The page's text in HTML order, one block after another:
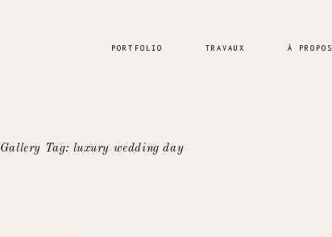
PORTFOLIO TRAVAUX À PROPOS
Gallery Tag: luxury wedding day